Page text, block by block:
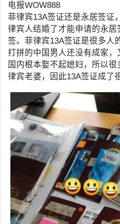
电报WOW888
菲律宾13A签证还是永居签证
律宾人结婚了才能申请的永居
签。菲律宾13A签证是很多人
打拼的中国男人还没有成家
国内根本娶不起媳妇，所以
律宾老婆，因此13A签证成了